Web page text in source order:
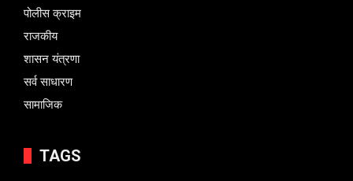
पोलीस क्राइम
राजकीय
शासन यंत्रणा
सर्व साधारण
सामाजिक
TAGS